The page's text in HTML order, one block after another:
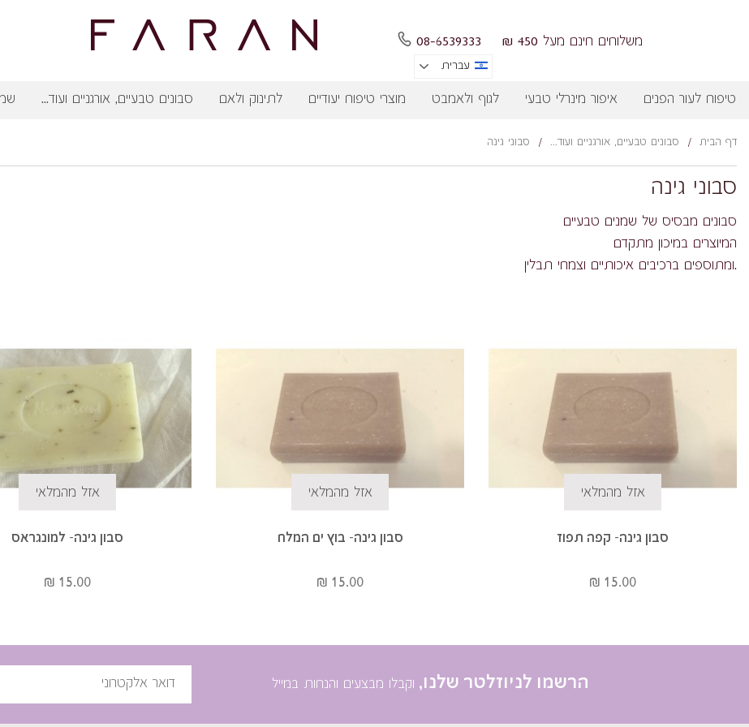
08-6539333 משלוחים חינם מעל 450 ₪
עברית
טיפוח לעור הפנים איפור מינרלי טבעי לגוף ולאמבט מוצרי טיפוח יעודיים לתינוק ולאם סבונים טבעיים, אורגניים ועוד...
דף הבית / סבונים טבעיים, אורגניים ועוד... / סבוני גינה
סבוני גינה
סבונים מבסיס של שמנים טבעיים
המיוצרים במיכון מתקדם
.ומתוספים ברכיבים איכותיים וצמחי תבלין
אזל מהמלאי
סבון גינה- קפה תפוז
15.00 ₪
אזל מהמלאי
סבון גינה- בוץ ים המלח
15.00 ₪
אזל מהמלאי
סבון גינה- למונגראס
15.00 ₪
הרשמו לניוזלטר שלנו, וקבלו מבצעים והנחות במייל